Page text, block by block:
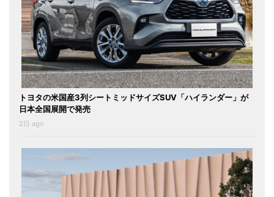
トヨタの米国産3列シートミッドサイズSUV「ハイランダー」が
日本全国展開で発売
2日 ago